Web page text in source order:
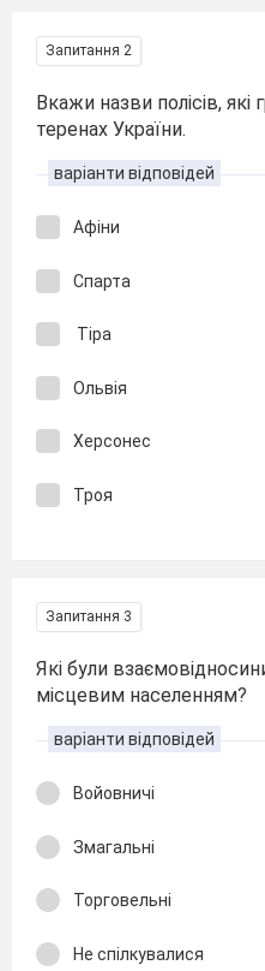
Запитання 2
Вкажи назви полісів, які
теренах України.
варіанти відповідей
Афіни
Спарта
Тіра
Ольвія
Херсонес
Троя
Запитання 3
Які були
місцевим населенням?
варіанти відповідей
Войовничі
Змагальні
Торговельні
Не спілкувалися